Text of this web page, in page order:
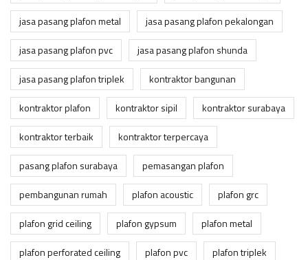
jasa pasang plafon metal
jasa pasang plafon pekalongan
jasa pasang plafon pvc
jasa pasang plafon shunda
jasa pasang plafon triplek
kontraktor bangunan
kontraktor plafon
kontraktor sipil
kontraktor surabaya
kontraktor terbaik
kontraktor terpercaya
pasang plafon surabaya
pemasangan plafon
pembangunan rumah
plafon acoustic
plafon grc
plafon grid ceiling
plafon gypsum
plafon metal
plafon perforated ceiling
plafon pvc
plafon triplek